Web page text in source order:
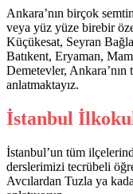
Ankara’nın birçok
veya yüz yüze birebir
Küçükesat, Seyran
Batıkent, Eryaman,
Demetevler,
anlatmaktayız.
İstanbul
İstanbul’un tüm
derslerimizi tecrübeli
Avcılardan Tuzla ya